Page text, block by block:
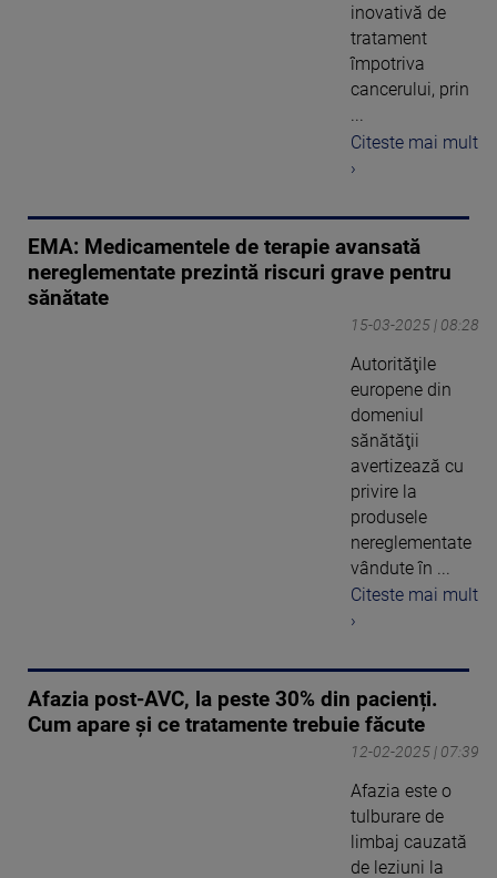
inovativă de
tratament
împotriva
cancerului, prin
...
Citeste mai mult
›
EMA: Medicamentele de terapie avansată
nereglementate prezintă riscuri grave pentru
sănătate
15-03-2025 | 08:28
Autorităţile
europene din
domeniul
sănătăţii
avertizează cu
privire la
produsele
nereglementate
vândute în ...
Citeste mai mult
›
Afazia post-AVC, la peste 30% din pacienți.
Cum apare și ce tratamente trebuie făcute
12-02-2025 | 07:39
Afazia este o
tulburare de
limbaj cauzată
de leziuni la